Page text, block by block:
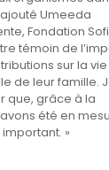
Umeeda
Fondation
témoin de
sur la
de leur famille.
que, grâce à la
été en
»